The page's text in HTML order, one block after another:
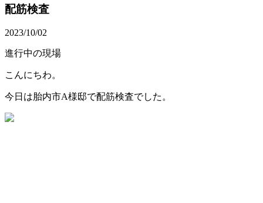
配筋検査
2023/10/02
進行中の現場
こんにちわ。
今日は胎内市A様邸で配筋検査でした。